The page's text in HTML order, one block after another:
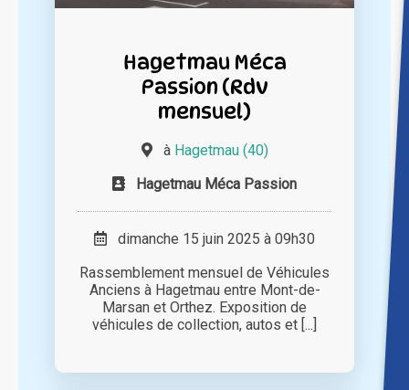
Hagetmau Méca
Passion (Rdv
mensuel)
à Hagetmau (40)
Hagetmau Méca Passion
dimanche 15 juin 2025 à 09h30
Rassemblement mensuel de Véhicules
Anciens à Hagetmau entre Mont-de-
Marsan et Orthez. Exposition de
véhicules de collection, autos et [...]